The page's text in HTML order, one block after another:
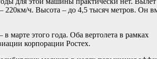
220км/ч. Высота – до 4,5 тысяч метров. Он
марте этого года. Оба вертолета в рамках
корпорации Ростех.